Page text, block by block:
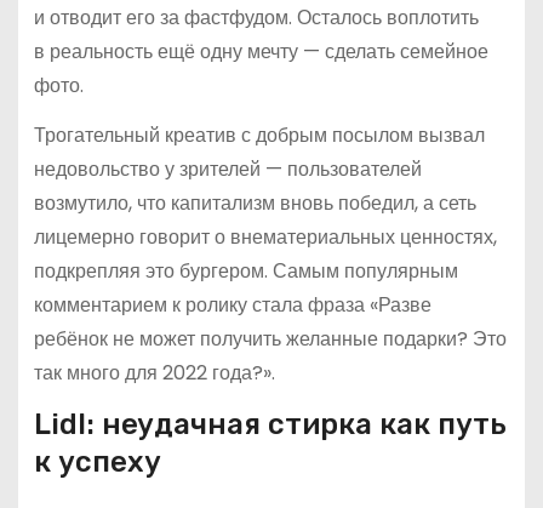
и отводит его за фастфудом. Осталось воплотить
в реальность ещё одну мечту — сделать семейное
фото.
Трогательный креатив с добрым посылом вызвал
недовольство у зрителей — пользователей
возмутило, что капитализм вновь победил, а сеть
лицемерно говорит о внематериальных ценностях,
подкрепляя это бургером. Самым популярным
комментарием к ролику стала фраза «Разве
ребёнок не может получить желанные подарки? Это
так много для 2022 года?».
Lidl: неудачная стирка как путь
к успеху